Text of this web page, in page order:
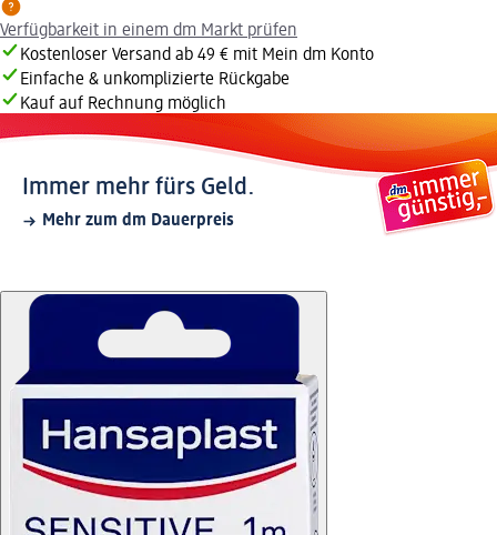
Verfügbarkeit in einem dm Markt prüfen
Kostenloser Versand ab 49 € mit Mein dm Konto
Einfache & unkomplizierte Rückgabe
Kauf auf Rechnung möglich
Immer mehr fürs Geld.
Mehr zum dm Dauerpreis